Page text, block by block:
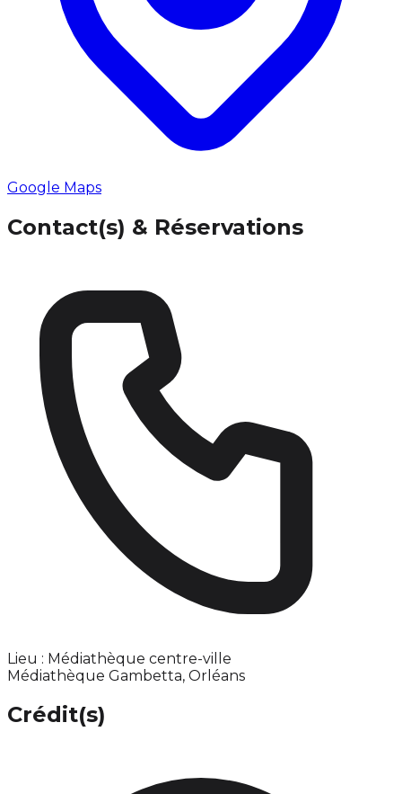
Google Maps
Contact(s) & Réservations
Lieu : Médiathèque centre-ville
Médiathèque Gambetta, Orléans
Crédit(s)